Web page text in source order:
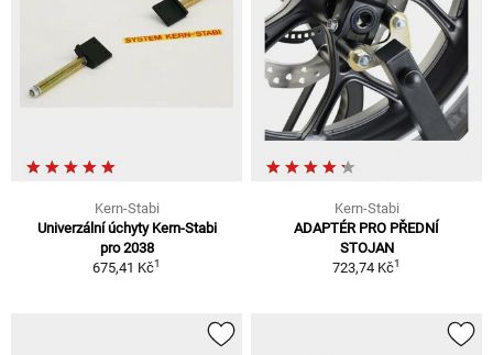
Kern-Stabi
Univerzální úchyty Kern-Stabi
pro 2038
675,41 Kč1
Kern-Stabi
ADAPTÉR PRO PŘEDNÍ
STOJAN
723,74 Kč1